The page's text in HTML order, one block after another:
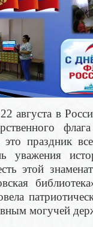
августа в
праздник
уважения
этой
могучей